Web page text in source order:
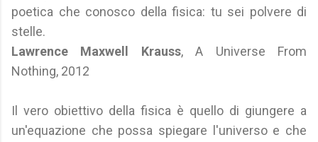
poetica che conosco della fisica: tu sei polvere di
stelle.
Lawrence Maxwell Krauss, A Universe From
Nothing, 2012
Il vero obiettivo della fisica è quello di giungere a
un'equazione che possa spiegare l'universo e che